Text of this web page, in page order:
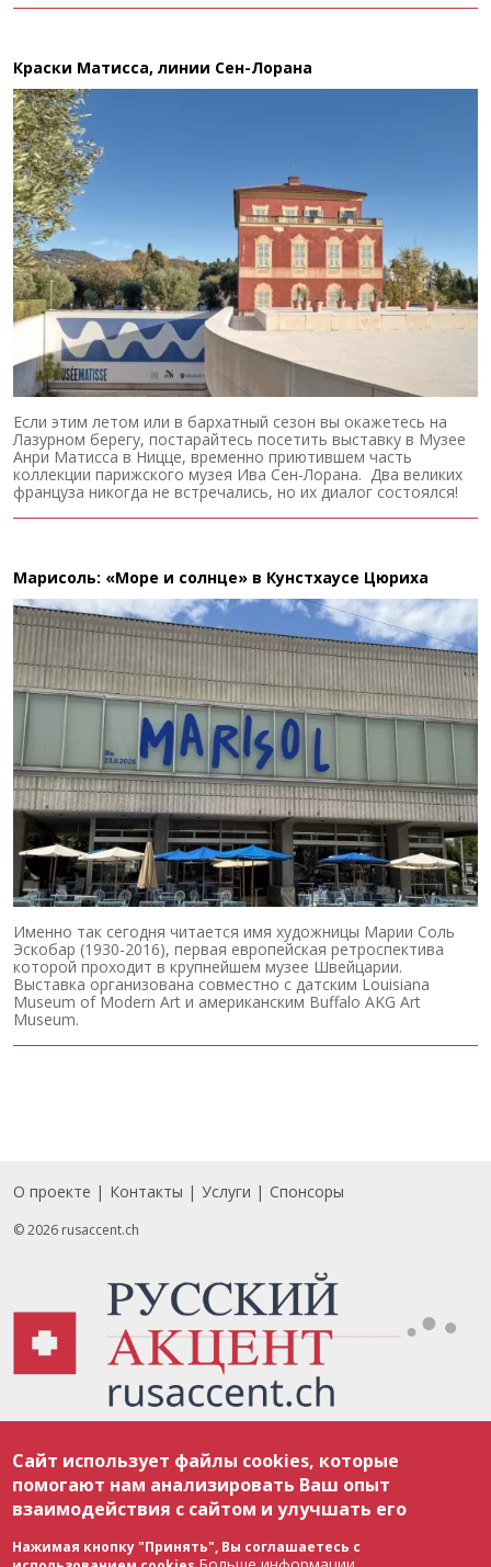
Краски Матисса, линии Сен-Лорана
Если этим летом или в бархатный сезон вы окажетесь на
Лазурном берегу, постарайтесь посетить выставку в Музее
Анри Матисса в Ницце, временно приютившем часть
коллекции парижского музея Ива Сен-Лорана. Два великих
француза никогда не встречались, но их диалог состоялся!
Марисоль: «Море и солнце» в Кунстхаусе Цюриха
Именно так сегодня читается имя художницы Марии Соль
Эскобар (1930-2016), первая европейская ретроспектива
которой проходит в крупнейшем музее Швейцарии.
Выставка организована совместно с датским Louisiana
Museum of Modern Art и американским Buffalo AKG Art
Museum.
Footer
О проекте Контакты Услуги Спонсоры
© 2026 rusaccent.ch
соответствии с законодательством Швейцарии об авторском праве и
международными соглашениями. Полное или частичное использование
материалов возможно только с разрешения редакции. В случае полного
или частичного воспроизведения материалов сайта rusaccent.ch,
ОБЯЗАТЕЛЬНА АКТИВНАЯ ГИПЕРССЫЛКА на конкретный заимствованный
текст. Фотоизображения, размещенные редакцией rusaccent.ch, являются
ее исключительной собственностью. Полное или частичное
Сайт использует файлы cookies, которые
помогают нам анализировать Ваш опыт
взаимодействия с сайтом и улучшать его
Нажимая кнопку "Принять", Вы соглашаетесь с